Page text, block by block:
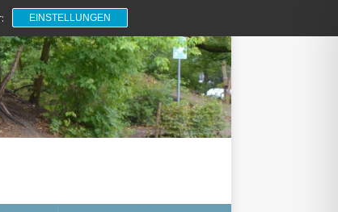
EINSTELLUNGEN